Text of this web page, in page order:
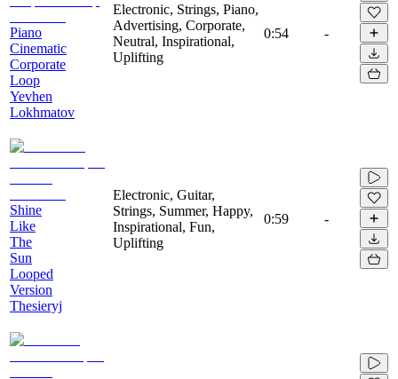
Piano
Cinematic
Corporate
Loop
Yevhen
Lokhmatov
Electronic, Strings, Piano,
Advertising, Corporate,
Neutral, Inspirational,
Uplifting
0:54 -
Shine
Like
The
Sun
Looped
Version
Thesieryj
Electronic, Guitar,
Strings, Summer, Happy,
Inspirational, Fun,
Uplifting
0:59 -